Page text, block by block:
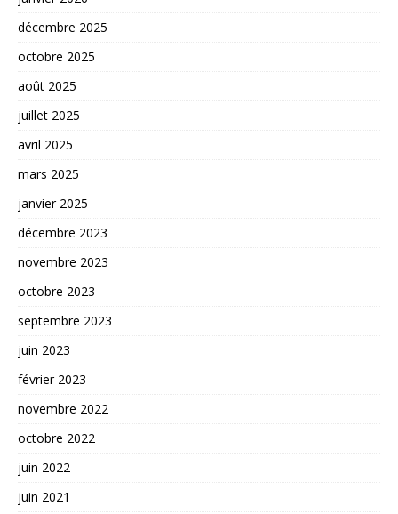
décembre 2025
octobre 2025
août 2025
juillet 2025
avril 2025
mars 2025
janvier 2025
décembre 2023
novembre 2023
octobre 2023
septembre 2023
juin 2023
février 2023
novembre 2022
octobre 2022
juin 2022
juin 2021